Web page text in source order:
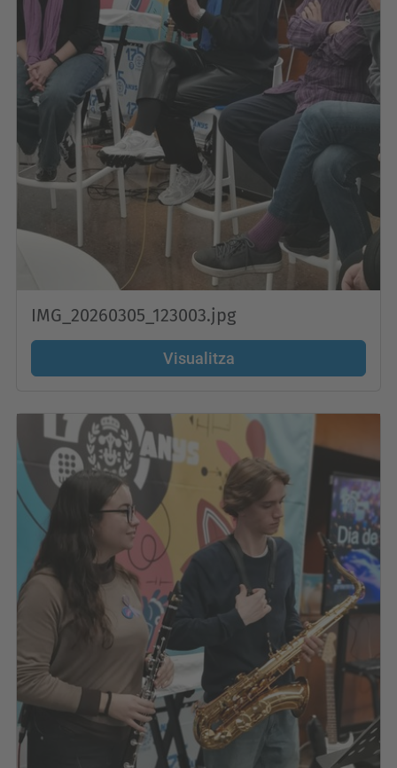
IMG_20260305_123003.jpg
Visualitza